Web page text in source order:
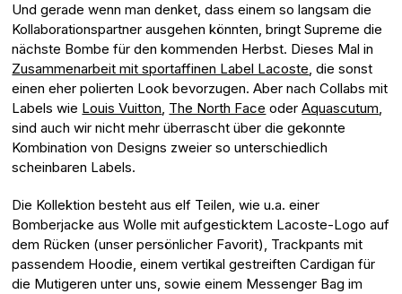
Und gerade wenn man denket, dass einem so langsam die
Kollaborationspartner ausgehen könnten, bringt Supreme die
nächste Bombe für den kommenden Herbst. Dieses Mal in
Zusammenarbeit mit sportaffinen Label Lacoste, die sonst
einen eher polierten Look bevorzugen. Aber nach Collabs mit
Labels wie Louis Vuitton, The North Face oderAquascutum,
sind auch wir nicht mehr überrascht über die gekonnte
Kombination von Designs zweier so unterschiedlich
scheinbaren Labels.
Die Kollektion besteht aus elf Teilen, wie u.a. einer
Bomberjacke aus Wolle mit aufgesticktem Lacoste-Logo auf
dem Rücken (unser persönlicher Favorit), Trackpants mit
passendem Hoodie, einem vertikal gestreiften Cardigan für
die Mutigeren unter uns, sowie einem Messenger Bag im